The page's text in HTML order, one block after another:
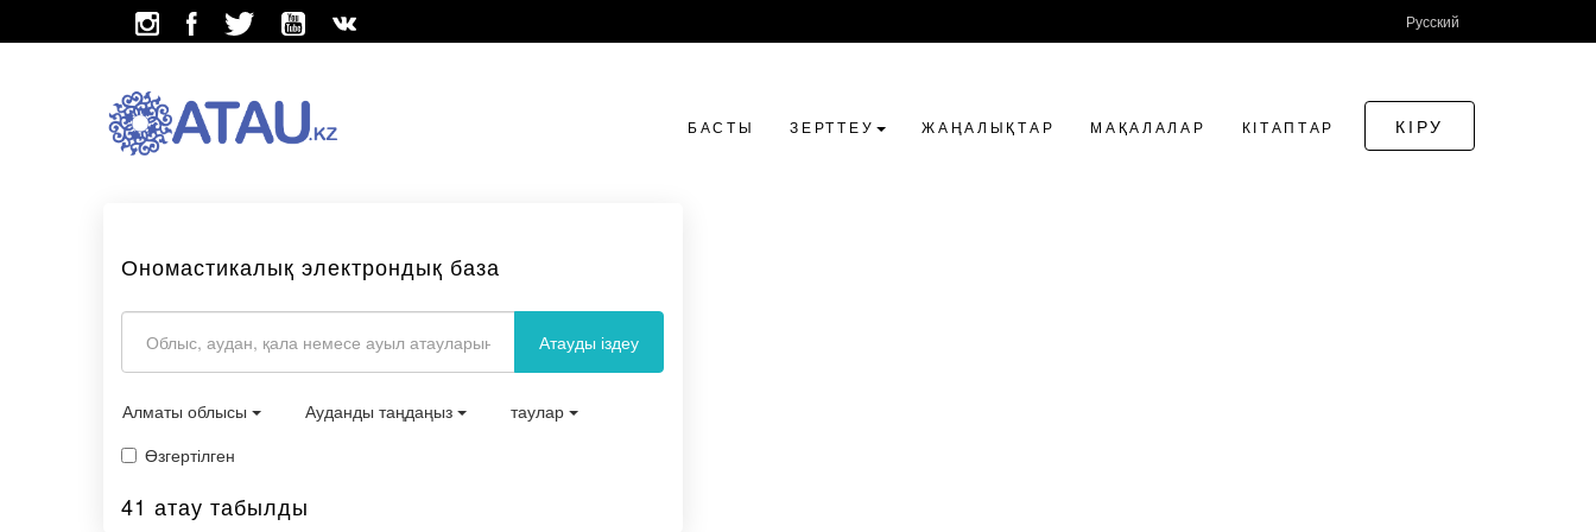
Русский
БАСТЫ ЗЕРТТЕУ ЖАҢАЛЫҚТАР МАҚАЛАЛАР КІТАПТАР КІРУ
Ономастикалық электрондық база
Атауды іздеу
Алматы облысы Ауданды таңдаңыз
таулар
Өзгертілген
41 атау табылды